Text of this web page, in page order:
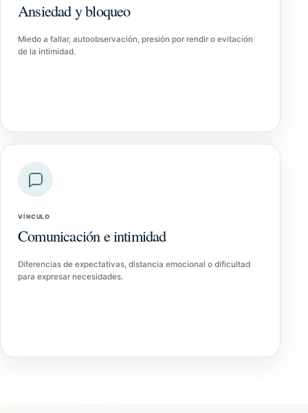
Ansiedad y bloqueo
Miedo a fallar, autoobservación, presión por rendir o evitación
de la intimidad.
VÍNCULO
Comunicación e intimidad
Diferencias de expectativas, distancia emocional o dificultad
para expresar necesidades.